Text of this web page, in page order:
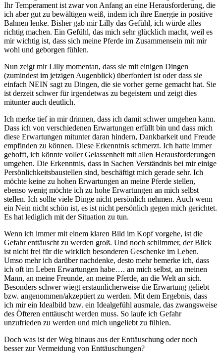
Ihr Temperament ist zwar von Anfang an eine Herausforderung, die
ich aber gut zu bewältigen weiß, indem ich ihre Energie in positive
Bahnen lenke. Bisher gab mir Lilly das Gefühl, ich würde alles
richtig machen. Ein Gefühl, das mich sehr glücklich macht, weil es
mir wichtig ist, dass sich meine Pferde im Zusammensein mit mir
wohl und geborgen fühlen.
Nun zeigt mir Lilly momentan, dass sie mit einigen Dingen
(zumindest im jetzigen Augenblick) überfordert ist oder dass sie
einfach NEIN sagt zu Dingen, die sie vorher gerne gemacht hat. Sie
ist derzeit schwer für irgendetwas zu begeistern und zeigt dies
mitunter auch deutlich.
Ich merke tief in mir drinnen, dass ich damit schwer umgehen kann.
Dass ich von verschiedenen Erwartungen erfüllt bin und dass mich
diese Erwartungen mitunter daran hindern, Dankbarkeit und Freude
empfinden zu können. Diese Erkenntnis schmerzt. Ich hatte immer
gehofft, ich könnte voller Gelassenheit mit allen Herausforderungen
umgehen. Die Erkenntnis, dass in Sachen Verständnis bei mir einige
Persönlichkeitsbaustellen sind, beschäftigt mich gerade sehr. Ich
möchte keine zu hohen Erwartungen an meine Pferde stellen,
ebenso wenig möchte ich zu hohe Erwartungen an mich selbst
stellen. Ich sollte viele Dinge nicht persönlich nehmen. Auch wenn
ein Nein nicht schön ist, es ist nicht persönlich gegen mich gerichtet.
Es hat lediglich mit der Situation zu tun.
Wenn ich immer mit einem klaren Bild im Kopf vorgehe, ist die
Gefahr enttäuscht zu werden groß. Und noch schlimmer, der Blick
ist nicht frei für die wirklich besonderen Geschenke im Leben.
Umso mehr ich darüber nachdenke, desto mehr bemerke ich, dass
ich oft im Leben Erwartungen habe…. an mich selbst, an meinen
Mann, an meine Freunde, an meine Pferde, an die Welt an sich.
Besonders schwer wiegt erstaunlicherweise die Erwartung geliebt
bzw. angenommen/akzeptiert zu werden. Mit dem Ergebnis, dass
ich mir ein Idealbild bzw. ein Idealgefühl ausmale, das zwangsweise
des Öfteren enttäuscht werden muss. So laufe ich Gefahr
unzufrieden zu werden und mich ungeliebt zu fühlen.
Doch was ist der Weg hinaus aus der Enttäuschung oder noch
besser zur Vermeidung von Enttäuschungen?